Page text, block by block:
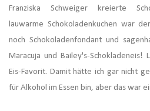
Franziska Schweiger kreierte
lauwarme Schokoladenkuchen war
nochSchokoladenfondant und
Maracuja und Bailey's-
Eis-Favorit. Damit hätte ich gar nicht
für Alkohol im Essen bin, aber das war